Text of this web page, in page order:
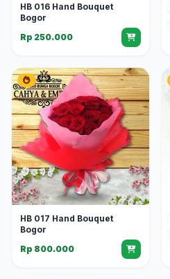
HB 016 Hand Bouquet
Bogor
Rp 250.000
HB 017 Hand Bouquet
Bogor
Rp 800.000